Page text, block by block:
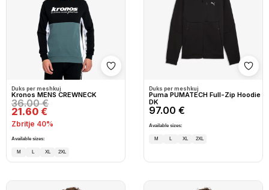
Shto në wishlist
Duks per meshkuj
Kronos MENS CREWNECK
36.00 €
21.60 €
Zbritje 40%
Available sizes:
M L XL 2XL
Duks per meshkuj
Puma PUMATECH Full-Zip Hoodie
DK
97.00 €
Available sizes:
M L XL 2XL